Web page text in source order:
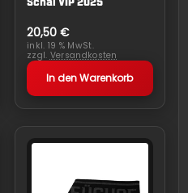
20,50 €
inkl. 19 % MwSt.
zzgl. Versandkosten
In den Warenkorb